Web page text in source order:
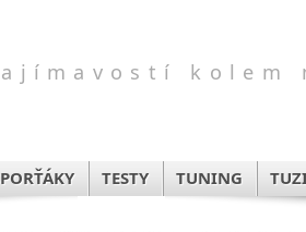
kolem
TESTY TUNING